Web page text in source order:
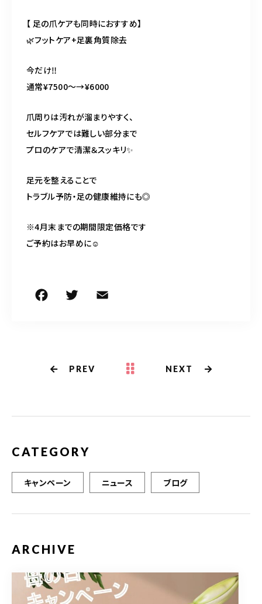
【 足の爪ケアも同時におすすめ】
🌿フットケア+足裏角質除去
今だけ‼️
通常¥7500〜→¥6000
爪周りは汚れが溜まりやすく、
セルフケアでは難しい部分まで
プロのケアで清潔＆スッキリ✨
足元を整えることで
トラブル予防・足の健康維持にも◎
※4月末までの期間限定価格です
ご予約はお早めに☺️
b
o
r
PREV NEXT
CATEGORY
キャンペーン ニュース ブログ
ARCHIVE